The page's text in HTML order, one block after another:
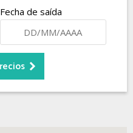
Fecha de saída